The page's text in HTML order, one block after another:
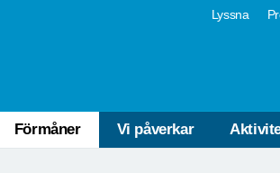
Lyssna
Förmåner Vi påverkar